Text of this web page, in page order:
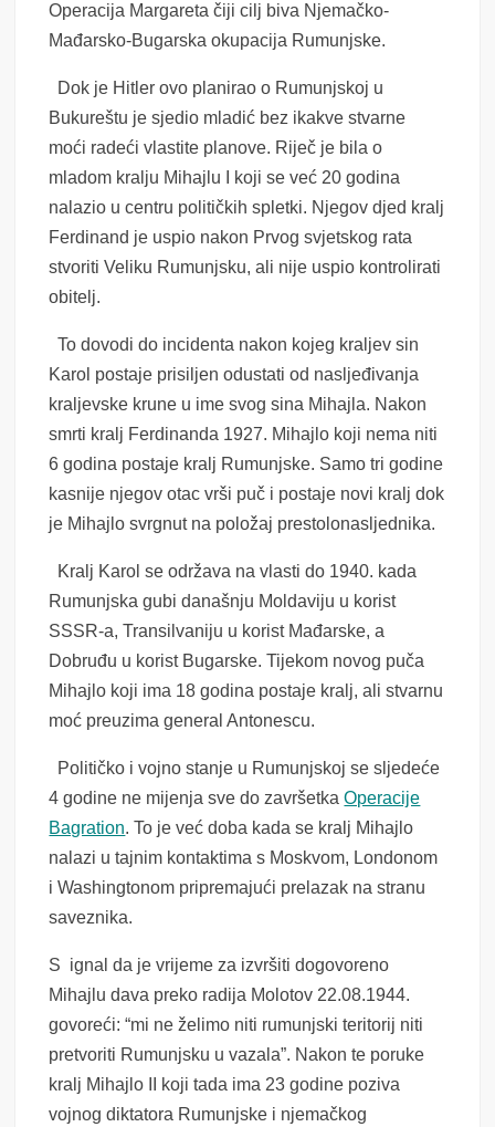
Operacija Margareta čiji cilj biva Njemačko-
Mađarsko-Bugarska okupacija Rumunjske.
Dok je Hitler ovo planirao o Rumunjskoj u
Bukureštu je sjedio mladić bez ikakve stvarne
moći radeći vlastite planove. Riječ je bila o
mladom kralju Mihajlu I koji se već 20 godina
nalazio u centru političkih spletki. Njegov djed kralj
Ferdinand je uspio nakon Prvog svjetskog rata
stvoriti Veliku Rumunjsku, ali nije uspio kontrolirati
obitelj.
To dovodi do incidenta nakon kojeg kraljev sin
Karol postaje prisiljen odustati od nasljeđivanja
kraljevske krune u ime svog sina Mihajla. Nakon
smrti kralj Ferdinanda 1927. Mihajlo koji nema niti
6 godina postaje kralj Rumunjske. Samo tri godine
kasnije njegov otac vrši puč i postaje novi kralj dok
je Mihajlo svrgnut na položaj prestolonasljednika.
Kralj Karol se održava na vlasti do 1940. kada
Rumunjska gubi današnju Moldaviju u korist
SSSR-a, Transilvaniju u korist Mađarske, a
Dobruđu u korist Bugarske. Tijekom novog puča
Mihajlo koji ima 18 godina postaje kralj, ali stvarnu
moć preuzima general Antonescu.
Političko i vojno stanje u Rumunjskoj se sljedeće
4 godine ne mijenja sve do završetkaOperacije
Bagration. To je već doba kada se kralj Mihajlo
nalazi u tajnim kontaktima s Moskvom, Londonom
i Washingtonom pripremajući prelazak na stranu
saveznika.
S ignal da je vrijeme za izvršiti dogovoreno
Mihajlu dava preko radija Molotov 22.08.1944.
govoreći: “mi ne želimo niti rumunjski teritorij niti
pretvoriti Rumunjsku u vazala”. Nakon te poruke
kralj Mihajlo II koji tada ima 23 godine poziva
vojnog diktatora Rumunjske i njemačkog